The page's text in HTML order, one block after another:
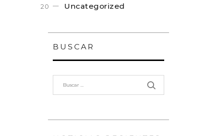
Uncategorized
BUSCAR